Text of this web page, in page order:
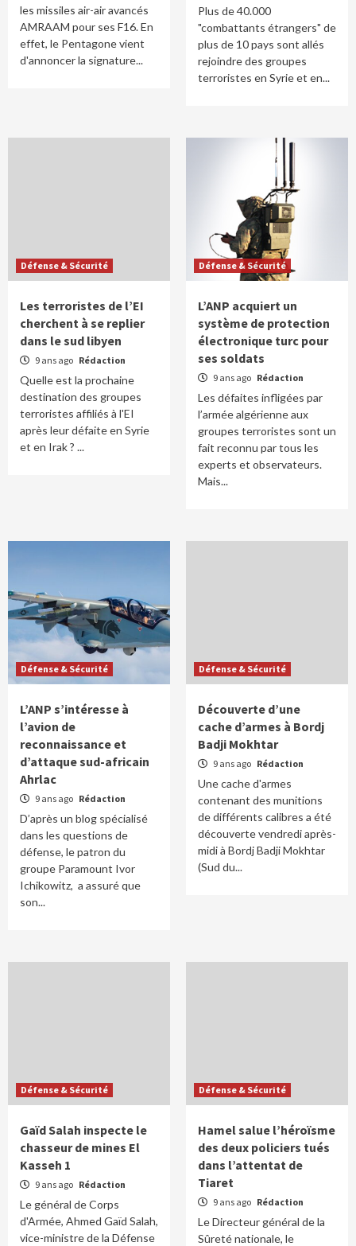
les missiles air-air avancés
AMRAAM pour ses F16. En
effet, le Pentagone vient
d'annoncer la signature...
Plus de 40.000
"combattants étrangers" de
plus de 10 pays sont allés
rejoindre des groupes
terroristes en Syrie et en...
Défense & Sécurité
Les terroristes de l’EI
cherchent à se replier
dans le sud libyen
9 ans ago Rédaction
Quelle est la prochaine
destination des groupes
terroristes affiliés à l'EI
après leur défaite en Syrie
et en Irak ? ...
Défense & Sécurité
L’ANP acquiert un
système de protection
électronique turc pour
ses soldats
9 ans ago Rédaction
Les défaites infligées par
l’armée algérienne aux
groupes terroristes sont un
fait reconnu par tous les
experts et observateurs.
Mais...
Défense & Sécurité
L’ANP s’intéresse à
l’avion de
reconnaissance et
d’attaque sud-africain
Ahrlac
9 ans ago Rédaction
D’après un blog spécialisé
dans les questions de
défense, le patron du
groupe Paramount Ivor
Ichikowitz, a assuré que
son...
Défense & Sécurité
Découverte d’une
cache d’armes à Bordj
Badji Mokhtar
9 ans ago Rédaction
Une cache d'armes
contenant des munitions
de différents calibres a été
découverte vendredi après-
midi à Bordj Badji Mokhtar
(Sud du...
Défense & Sécurité
Gaïd Salah inspecte le
chasseur de mines El
Kasseh 1
9 ans ago Rédaction
Le général de Corps
d'Armée, Ahmed Gaïd Salah,
vice-ministre de la Défense
Défense & Sécurité
Hamel salue l’héroïsme
des deux policiers tués
dans l’attentat de
Tiaret
9 ans ago Rédaction
Le Directeur général de la
Sûreté nationale, le